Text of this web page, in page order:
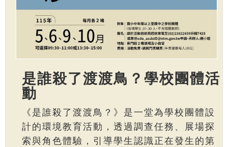
是誰殺了渡渡鳥？學校團體活
動
《是誰殺了渡渡鳥？》是一堂為學校團體設
計的環境教育活動，透過調查任務、展場探
索與角色體驗，引導學生認識正在發生的第